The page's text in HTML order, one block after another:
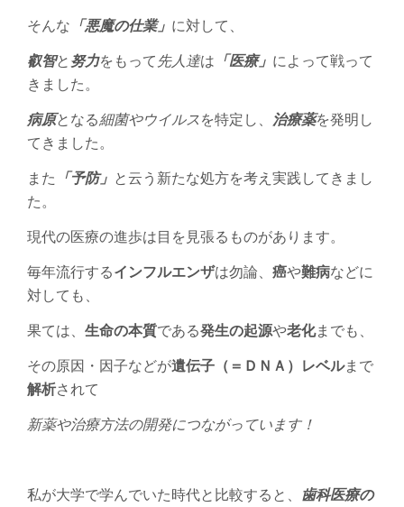
そんな 「悪魔の仕業」 に対して、
叡智と 努力をもって 先人達は 「医療」 によって戦って
きました。
病原となる細菌やウイルスを特定し、 治療薬を発明し
てきました。
また 「予防」 と云う新たな処方を考え実践してきまし
た。
現代の医療の進歩は目を見張るものがあります。
毎年流行するインフルエンザは勿論、 癌や難病などに
対しても、
果ては、 生命の本質である発生の起源や老化までも、
その原因・因子などが遺伝子（＝ＤＮＡ）レベルまで
解析されて
新薬や治療方法の開発につながっています！
私が大学で学んでいた時代と比較すると、 歯科医療の